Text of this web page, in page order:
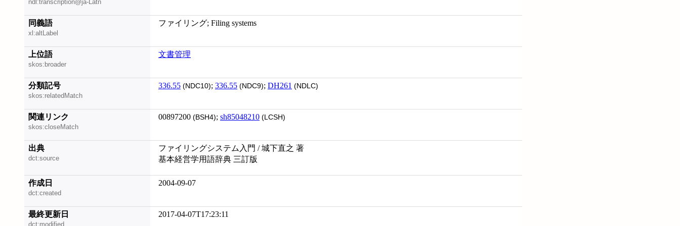
ndl:transcription@ja-Latn
同義語
xl:altLabel
ファイリング; Filing systems
上位語
skos:broader
文書管理
分類記号
skos:relatedMatch
336.55 (NDC10); 336.55 (NDC9); DH261 (NDLC)
関連リンク
skos:closeMatch
00897200 (BSH4); sh85048210 (LCSH)
出典
dct:source
ファイリングシステム入門 / 城下直之 著
基本経営学用語辞典 三訂版
作成日
dct:created
2004-09-07
最終更新日
dct:modified
2017-04-07T17:23:11